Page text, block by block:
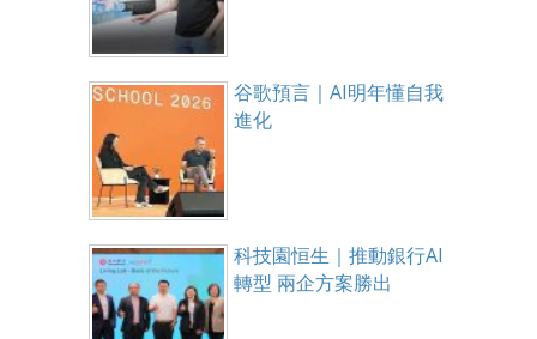
谷歌預言｜AI明年懂自我
進化
科技園恒生｜推動銀行AI
轉型 兩企方案勝出